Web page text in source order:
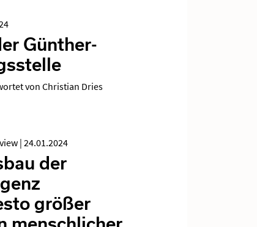
Günther-
von Christian Dries
| 24.01.2024
der
größer